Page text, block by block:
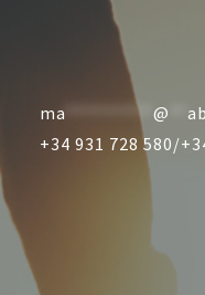
ma ********** @
+34 931 728 580/